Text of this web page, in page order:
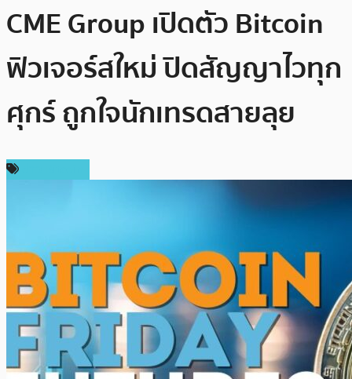
CME Group เปิดตัว Bitcoin
ฟิวเจอร์สใหม่ ปิดสัญญาไวทุก
ศุกร์ ถูกใจนักเทรดสายลุย